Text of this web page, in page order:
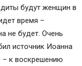
будут женщин в
время –
не будет. Очень
источник Иоанна
– к воскрешению